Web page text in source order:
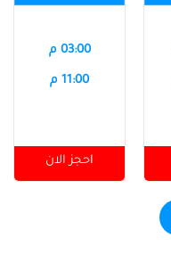
03:00 م
11:00 م
احجز الان